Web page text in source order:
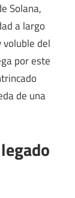
Solana,
a largo
del
por este
de una